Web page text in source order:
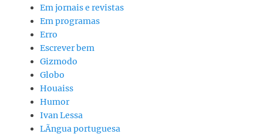
Em jornais e revistas
Em programas
Erro
Escrever bem
Gizmodo
Globo
Houaiss
Humor
Ivan Lessa
LÃ­ngua portuguesa